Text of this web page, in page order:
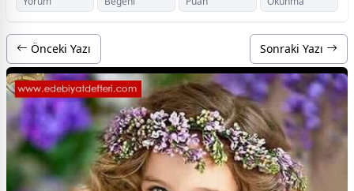
Önceki Yazı Sonraki Yazı